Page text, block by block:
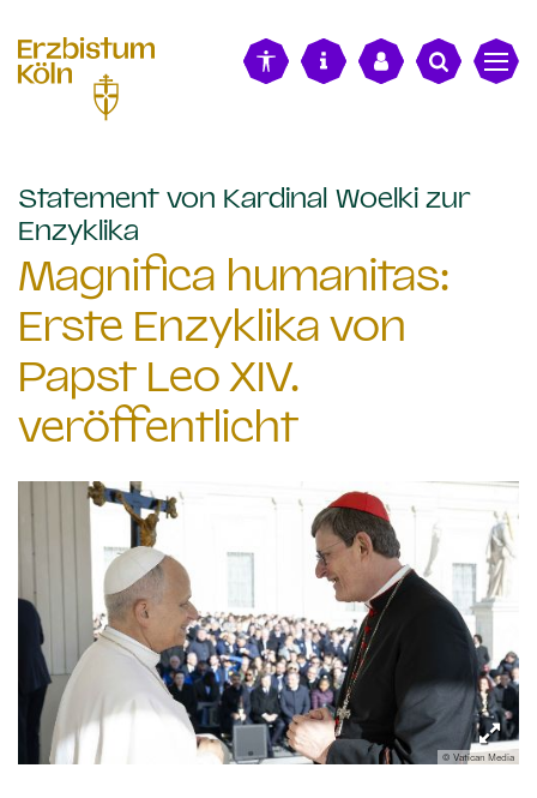
Statement von Kardinal Woelki zur
Enzyklika
Magnifica humanitas:
Erste Enzyklika von
Papst Leo XIV.
veröffentlicht
© Vatican Media